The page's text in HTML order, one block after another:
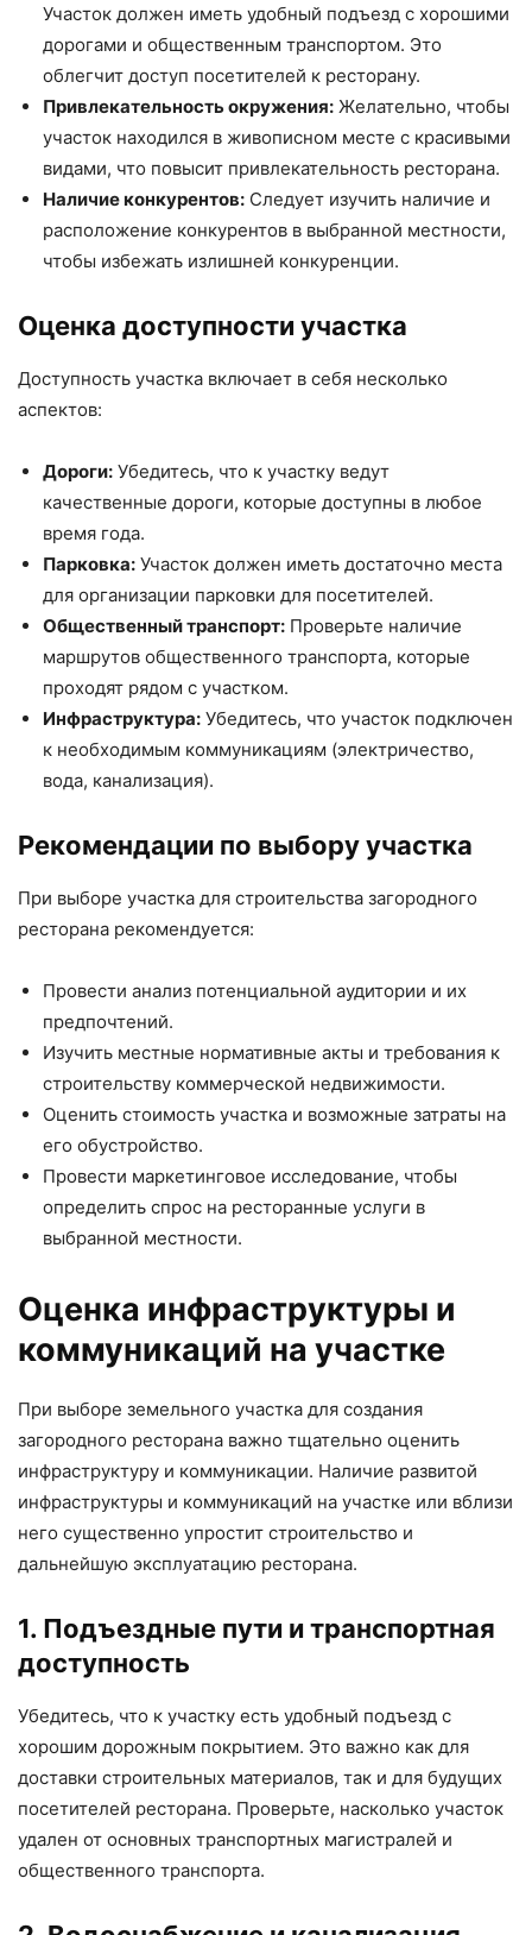
Участок должен иметь удобный подъезд с хорошими
дорогами и общественным транспортом. Это
облегчит доступ посетителей к ресторану.
Привлекательность окружения: Желательно, чтобы
участок находился в живописном месте с красивыми
видами, что повысит привлекательность ресторана.
Наличие конкурентов: Следует изучить наличие и
расположение конкурентов в выбранной местности,
чтобы избежать излишней конкуренции.
Оценка доступности участка
Доступность участка включает в себя несколько
аспектов:
Дороги: Убедитесь, что к участку ведут
качественные дороги, которые доступны в любое
время года.
Парковка: Участок должен иметь достаточно места
для организации парковки для посетителей.
Общественный транспорт: Проверьте наличие
маршрутов общественного транспорта, которые
проходят рядом с участком.
Инфраструктура: Убедитесь, что участок подключен
к необходимым коммуникациям (электричество,
вода, канализация).
Рекомендации по выбору участка
При выборе участка для строительства загородного
ресторана рекомендуется:
Провести анализ потенциальной аудитории и их
предпочтений.
Изучить местные нормативные акты и требования к
строительству коммерческой недвижимости.
Оценить стоимость участка и возможные затраты на
его обустройство.
Провести маркетинговое исследование, чтобы
определить спрос на ресторанные услуги в
выбранной местности.
Оценка инфраструктуры и
коммуникаций на участке
При выборе земельного участка для создания
загородного ресторана важно тщательно оценить
инфраструктуру и коммуникации. Наличие развитой
инфраструктуры и коммуникаций на участке или вблизи
него существенно упростит строительство и
дальнейшую эксплуатацию ресторана.
1. Подъездные пути и транспортная
доступность
Убедитесь, что к участку есть удобный подъезд с
хорошим дорожным покрытием. Это важно как для
доставки строительных материалов, так и для будущих
посетителей ресторана. Проверьте, насколько участок
удален от основных транспортных магистралей и
общественного транспорта.